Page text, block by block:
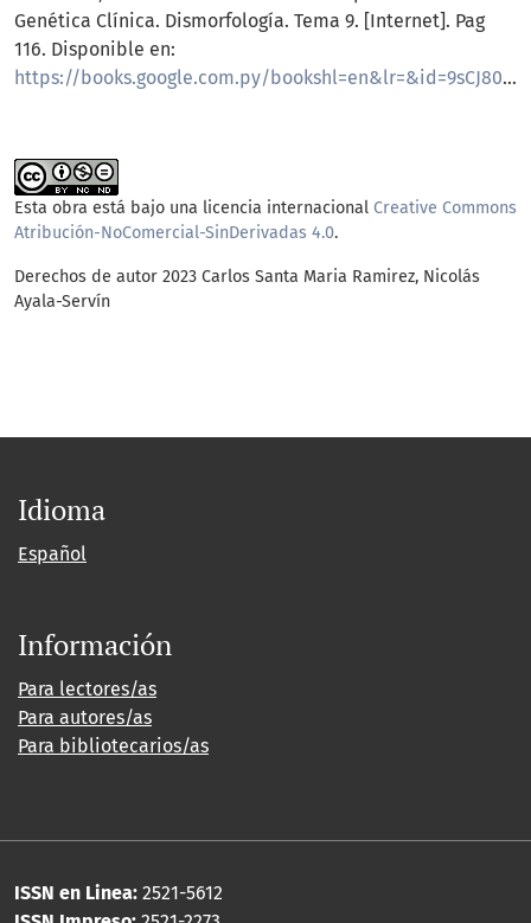
Genética Clínica. Dismorfología. Tema 9. [Internet]. Pag
116. Disponible en:
https://books.google.com.py/bookshl=en&lr=&id=9sCJ80bEsRsC&oi=fnd&pg=PA107&dq=polidactilia+familiar&ots=qY5xSx5pJW&sig=ImDXhmb0v_OhxYW63nFC7VU
Esta obra está bajo una licencia internacional Creative Commons
Atribución-NoComercial-SinDerivadas 4.0.
Derechos de autor 2023 Carlos Santa Maria Ramirez, Nicolás
Ayala-Servín
Idioma
Español
Información
Para lectores/as
Para autores/as
Para bibliotecarios/as
ISSN en Linea: 2521-5612